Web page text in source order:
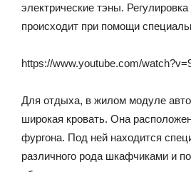
электрические тэны.
происходит при помощи
https://www.youtube.com/
Для отдыха, в жилом модуле
широкая кровать. Она
фургона. Под ней находится
различного рода шкафчиками и